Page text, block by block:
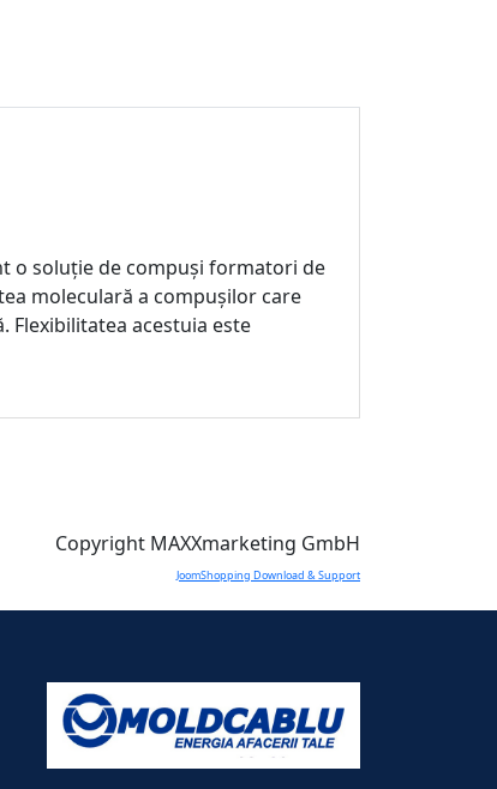
o soluție de compuși formatori de
moleculară a compușilor care
Flexibilitatea acestuia este
Copyright MAXXmarketing GmbH
JoomShopping Download & Support